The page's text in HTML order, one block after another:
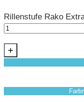
Rillenstufe Rako
+